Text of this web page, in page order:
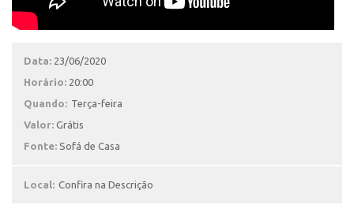
Data: 23/06/2020
Horário: 20:00
Quando: Terça-feira
Valor: Grátis
Fonte: Sofá de Casa
Local: Confira na Descrição